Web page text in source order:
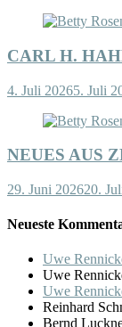
CARL H.
4. Juli 20265. Juli
NEUES AUS
29. Juni 202620.
Neueste
Uwe
Uwe
Uwe
Reinhard
Bernd